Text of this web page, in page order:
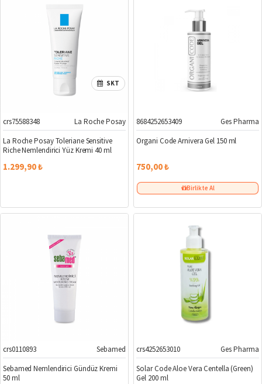
SKT
crs75588348
La Roche Posay
La Roche Posay Toleriane Sensitive
Riche Nemlendirici Yüz Kremi 40 ml
1.299,90 ₺
8684252653409
Ges Pharma
Organi Code Arnivera Gel 150 ml
750,00 ₺
Birlikte Al
crs0110893
Sebamed
Sebamed Nemlendirici Gündüz Kremi
50 ml
crs4252653010
Ges Pharma
Solar Code Aloe Vera Centella (Green)
Gel 200 ml